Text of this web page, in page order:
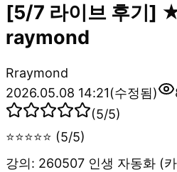
[5/7 라이브 후
raymond
Rraymond
2026.05.08 14:21(수정됨)
(5/5)
⭐⭐⭐⭐⭐ (5/5)
강의: 260507 인생 자동화 (카